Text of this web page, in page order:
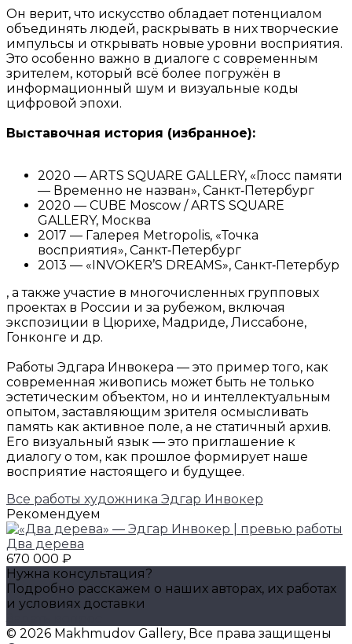
Он верит, что искусство обладает потенциалом
объединять людей, раскрывать в них творческие
импульсы и открывать новые уровни восприятия.
Это особенно важно в диалоге с современным
зрителем, который всё более погружён в
информационный шум и визуальные коды
цифровой эпохи.
Выставочная история (избранное):
2020 — ARTS SQUARE GALLERY, «Глосс памяти
— Временно не назван», Санкт‑Петербург
2020 — CUBE Moscow / ARTS SQUARE
GALLERY, Москва
2017 — Галерея Metropolis, «Точка
восприятия», Санкт‑Петербург
2013 — «INVOKER’S DREAMS», Санкт‑Петербур
, а также участие в многочисленных групповых
проектах в России и за рубежом, включая
экспозиции в Цюрихе, Мадриде, Лиссабоне,
Гонконге и др.
Работы Эдгара Инвокера — это пример того, как
современная живопись может быть не только
эстетическим объектом, но и интеллектуальным
опытом, заставляющим зрителя осмысливать
память как активное поле, а не статичный архив.
Его визуальный язык — это приглашение к
диалогу о том, как прошлое формирует наше
восприятие настоящего и будущее.
Все работы художника Эдгар Инвокер
Рекомендуем
Два дерева
670 000 ₽
Нужна консультация?
Подробно расскажем о наших авторах, их работах
и условиях доставки
© 2026 Makhmudov Gallery, Все права защищены